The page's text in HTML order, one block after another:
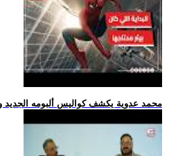
.. محمد عدوية يكشف كواليس ألبومه